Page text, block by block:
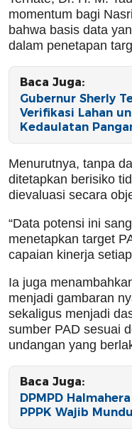
momentum bagi
bahwa basis data
dalam penetapan
Baca Juga:
Gubernur Sherly
Verifikasi Lahan
Kedaulatan
Menurutnya, tanpa
ditetapkan berisiko
dievaluasi secara
“Data potensi ini
menetapkan target
capaian kinerja
Ia juga
menjadi gambaran
sekaligus menjadi
sumber PAD sesuai
undangan yang
Baca Juga:
DPMPD
PPPK Wajib